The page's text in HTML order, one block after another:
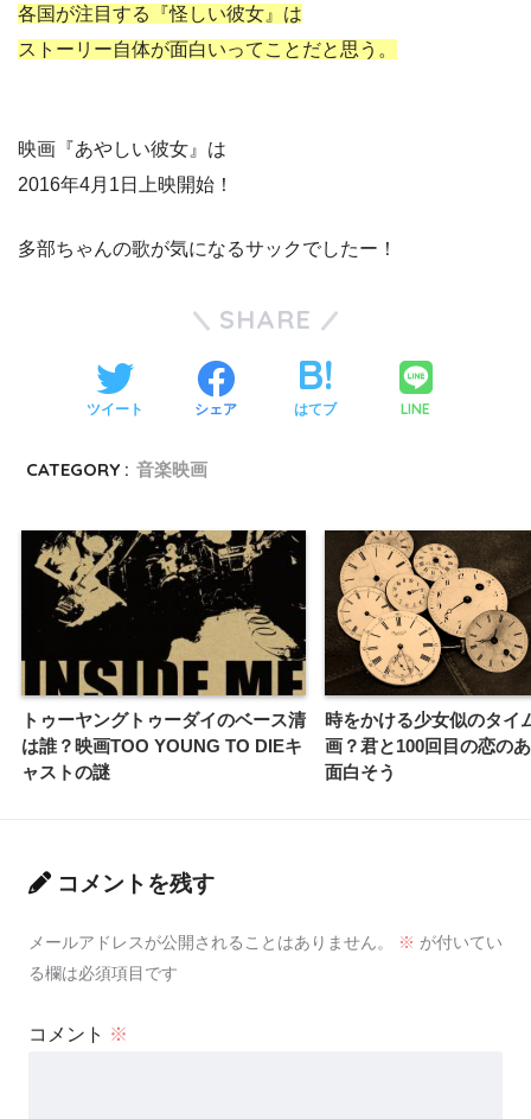
各国が注目する『怪しい彼女』は
ストーリー自体が面白いってことだと思う。
映画『あやしい彼女』は
2016年4月1日上映開始！
多部ちゃんの歌が気になるサックでしたー！
SHARE
ツイート シェア はてブ LINE
CATEGORY : 音楽映画
トゥーヤングトゥーダイのベース清
は誰？映画TOO YOUNG TO DIEキ
ャストの謎
時をかける少女似のタイ
画？君と100回目の恋の
面白そう
コメントを残す
メールアドレスが公開されることはありません。 ※ が付いてい
る欄は必須項目です
コメント ※